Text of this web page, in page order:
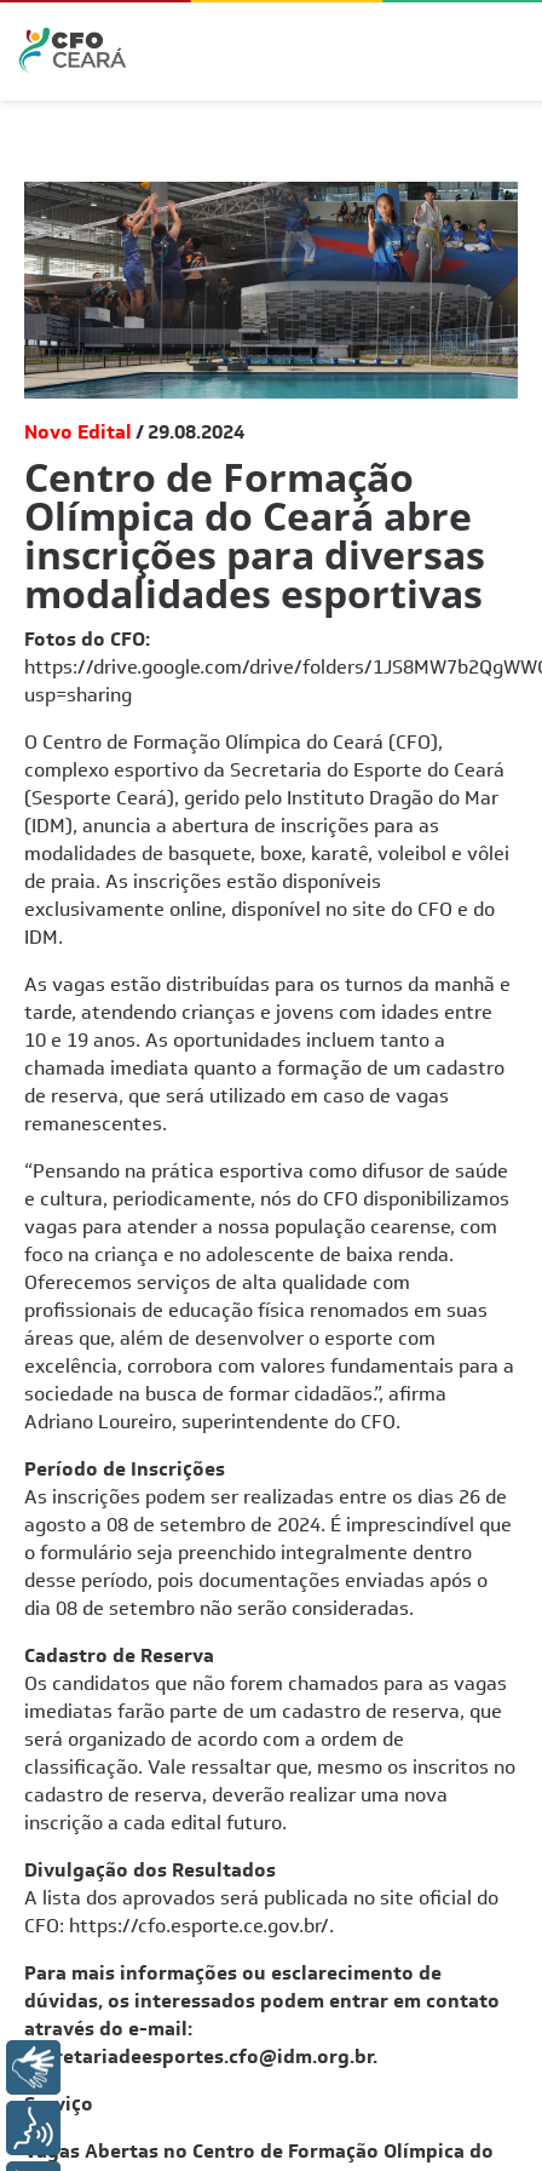
Novo Edital 29.08.2024
Centro de Formação
Olímpica do Ceará abre
inscrições para diversas
modalidades esportivas
Fotos do CFO:
https://drive.google.com/drive/folders/
usp=sharing
O Centro de Formação Olímpica do Ceará (CFO),
complexo esportivo da Secretaria do Esporte do Ceará
(Sesporte Ceará), gerido pelo Instituto Dragão do Mar
(IDM), anuncia a abertura de inscrições para as
modalidades de basquete, boxe, karatê, voleibol e vôlei
de praia. As inscrições estão disponíveis
exclusivamente online, disponível no site do CFO e do
IDM.
As vagas estão distribuídas para os turnos da manhã e
tarde, atendendo crianças e jovens com idades entre
10 e 19 anos. As oportunidades incluem tanto a
chamada imediata quanto a formação de um cadastro
de reserva, que será utilizado em caso de vagas
remanescentes.
“Pensando na prática esportiva como difusor de saúde
e cultura, periodicamente, nós do CFO disponibilizamos
vagas para atender a nossa população cearense, com
foco na criança e no adolescente de baixa renda.
Oferecemos serviços de alta qualidade com
profissionais de educação física renomados em suas
áreas que, além de desenvolver o esporte com
excelência, corrobora com valores fundamentais para a
sociedade na busca de formar cidadãos.”, afirma
Adriano Loureiro, superintendente do CFO.
Período de Inscrições
As inscrições podem ser realizadas entre os dias 26 de
agosto a 08 de setembro de 2024. É imprescindível que
o formulário seja preenchido integralmente dentro
desse período, pois documentações enviadas após o
dia 08 de setembro não serão consideradas.
Cadastro de Reserva
Os candidatos que não forem chamados para as vagas
imediatas farão parte de um cadastro de reserva, que
será organizado de acordo com a ordem de
classificação. Vale ressaltar que, mesmo os inscritos no
cadastro de reserva, deverão realizar uma nova
inscrição a cada edital futuro.
Divulgação dos Resultados
A lista dos aprovados será publicada no site oficial do
CFO: https://cfo.esporte.ce.gov.br/.
Para mais informações ou esclarecimento de
dúvidas, os interessados podem entrar em contato
através do e-mail:
secretariadeesportes.cfo@idm.org.br.
Serviço
Vagas Abertas no Centro de Formação Olímpica do
Libras